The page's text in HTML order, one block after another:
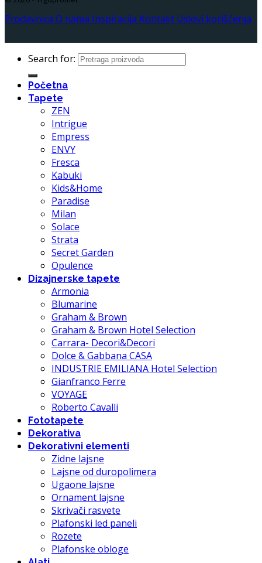
Prodavnica O nama Inspiracija Kontakt Uslovi korišćenja
Search for:
Početna
Tapete
ZEN
Intrigue
Empress
ENVY
Fresca
Kabuki
Kids&Home
Paradise
Milan
Solace
Strata
Secret Garden
Opulence
Dizajnerske tapete
Armonia
Blumarine
Graham & Brown
Graham & Brown Hotel Selection
Carrara- Decori&Decori
Dolce & Gabbana CASA
INDUSTRIE EMILIANA Hotel Selection
Gianfranco Ferre
VOYAGE
Roberto Cavalli
Fototapete
Dekorativa
Dekorativni elementi
Zidne lajsne
Lajsne od duropolimera
Ugaone lajsne
Ornament lajsne
Skrivači rasvete
Plafonski led paneli
Rozete
Plafonske obloge